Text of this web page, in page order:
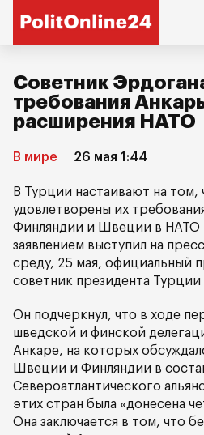
Советник
требования
расширения НАТО
В мире 26 мая 1:44
В Турции настаивают на том,
удовлетворены их
Финляндии и Швеции в НАТО
заявлением выступил на
среду, 25 мая, официальный
советник президента
Он подчеркнул, что в ходе
шведской и финской
Анкаре, на которых
Швеции и Финляндии в
Североатлантического
этих стран была «донесена
Она заключается в том, что